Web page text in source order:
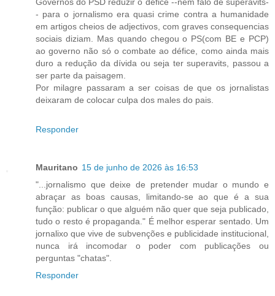
- para o jornalismo era quasi crime contra a humanidade
em artigos cheios de adjectivos, com graves consequencias
sociais diziam. Mas quando chegou o PS(com BE e PCP)
ao governo não só o combate ao défice, como ainda mais
duro a redução da dívida ou seja ter superavits, passou a
ser parte da paisagem.
Por milagre passaram a ser coisas de que os jornalistas
deixaram de colocar culpa dos males do pais.
Responder
Mauritano 15 de junho de 2026 às 16:53
"...jornalismo que deixe de pretender mudar o mundo e
abraçar as boas causas, limitando-se ao que é a sua
função: publicar o que alguém não quer que seja publicado,
tudo o resto é propaganda." É melhor esperar sentado. Um
jornalixo que vive de subvenções e publicidade institucional,
nunca irá incomodar o poder com publicações ou
perguntas "chatas".
Responder